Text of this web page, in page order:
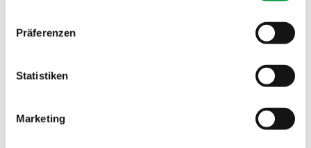
Präferenzen
Statistiken
Marketing
Ca. 1 Liter Rinderbrühe
Süßes Paprikapulver nach Geschmack, nicht sparsam sein
3 Lorbeerblätter